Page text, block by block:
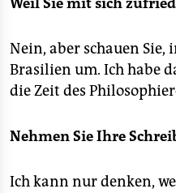
Nein, aber schauen Sie,
Brasilien um. Ich habe
die Zeit des
Nehmen Sie Ihre
Ich kann nur denken,